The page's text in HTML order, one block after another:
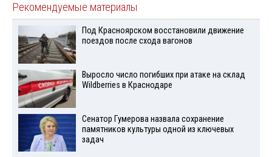
Рекомендуемые материалы
Под Красноярском восстановили движение
поездов после схода вагонов
Выросло число погибших при атаке на склад
Wildberries в Краснодаре
Сенатор Гумерова назвала сохранение
памятников культуры одной из ключевых
задач